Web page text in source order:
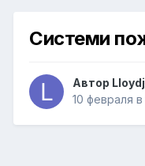
Системи
Автор
10 февраля в